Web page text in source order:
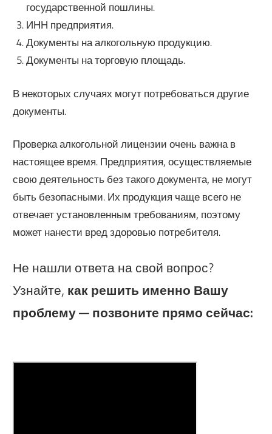
государственной пошлины.
ИНН предприятия.
Документы на алкогольную продукцию.
Документы на торговую площадь.
В некоторых случаях могут потребоваться другие
документы.
Проверка алкогольной лицензии очень важна в
настоящее время. Предприятия, осуществляемые
свою деятельность без такого документа, не могут
быть безопасными. Их продукция чаще всего не
отвечает установленным требованиям, поэтому
может нанести вред здоровью потребителя.
Не нашли ответа на свой вопрос?
Узнайте, как решить именно Вашу
проблему — позвоните прямо сейчас: